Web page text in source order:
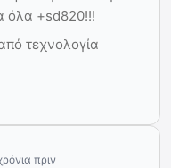
όλα +sd820!!!
τεχνολογία
πριν